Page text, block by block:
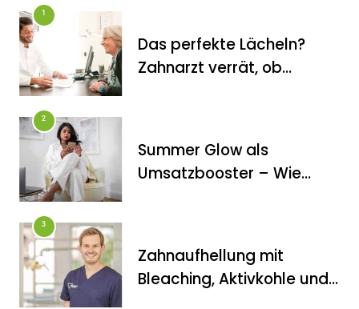
1
Das perfekte Lächeln?
Zahnarzt verrät, ob
2
Summer Glow als
Umsatzbooster – Wie
3
Zahnaufhellung mit
Bleaching, Aktivkohle und
FITNESS
Die perfekten Liegestütze